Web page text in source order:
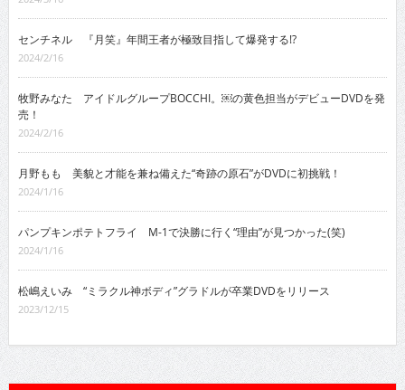
センチネル 『月笑』年間王者が極致目指して爆発する!?
2024/2/16
牧野みなた アイドルグループBOCCHI。￼の黄色担当がデビューDVDを発
売！
2024/2/16
月野もも 美貌と才能を兼ね備えた“奇跡の原石”がDVDに初挑戦！
2024/1/16
パンプキンポテトフライ M-1で決勝に行く“理由”が見つかった(笑)
2024/1/16
松嶋えいみ “ミラクル神ボディ”グラドルが卒業DVDをリリース
2023/12/15